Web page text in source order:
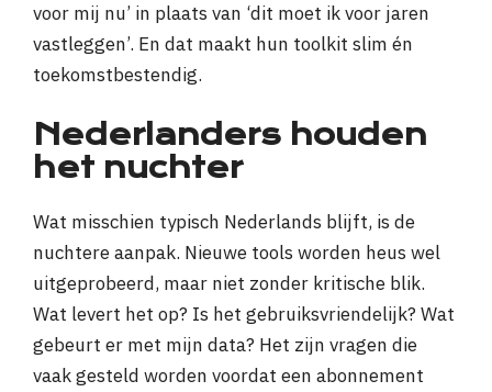
voor mij nu’ in plaats van ‘dit moet ik voor jaren
vastleggen’. En dat maakt hun toolkit slim én
toekomstbestendig.
Nederlanders houden
het nuchter
Wat misschien typisch Nederlands blijft, is de
nuchtere aanpak. Nieuwe tools worden heus wel
uitgeprobeerd, maar niet zonder kritische blik.
Wat levert het op? Is het gebruiksvriendelijk? Wat
gebeurt er met mijn data? Het zijn vragen die
vaak gesteld worden voordat een abonnement